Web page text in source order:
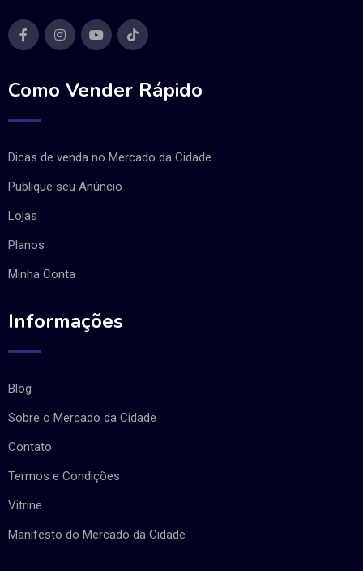
Como Vender Rápido
Dicas de venda no Mercado da Cidade
Publique seu Anúncio
Lojas
Planos
Minha Conta
Informações
Blog
Sobre o Mercado da Cidade
Contato
Termos e Condições
Vitrine
Manifesto do Mercado da Cidade